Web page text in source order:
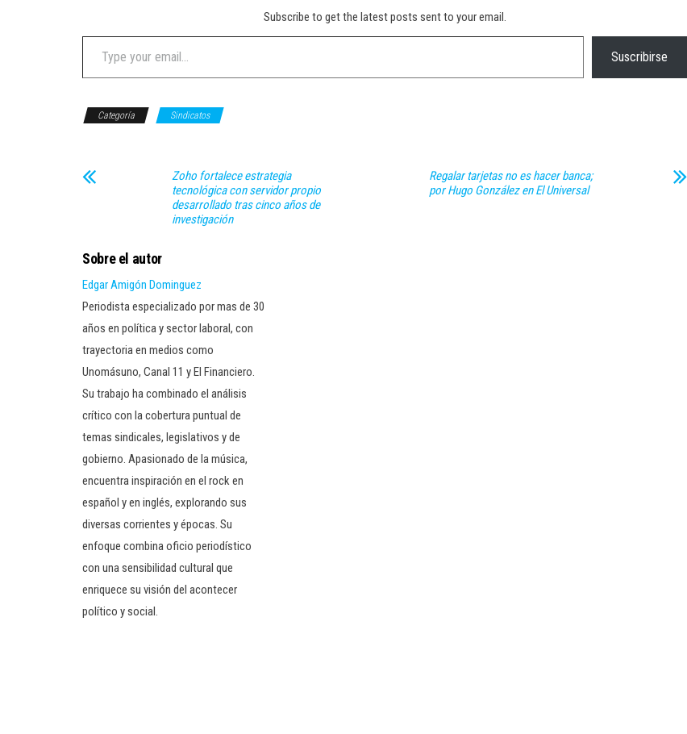
Subscribe to get the latest posts sent to your email.
Type your email…
Suscribirse
Categoría Sindicatos
Zoho fortalece estrategia
tecnológica con servidor propio
desarrollado tras cinco años de
investigación
Regalar tarjetas no es hacer banca;
por Hugo González en El Universal
Sobre el autor
Edgar Amigón Dominguez
Periodista especializado por mas de 30
años en política y sector laboral, con
trayectoria en medios como
Unomásuno, Canal 11 y El Financiero.
Su trabajo ha combinado el análisis
crítico con la cobertura puntual de
temas sindicales, legislativos y de
gobierno. Apasionado de la música,
encuentra inspiración en el rock en
español y en inglés, explorando sus
diversas corrientes y épocas. Su
enfoque combina oficio periodístico
con una sensibilidad cultural que
enriquece su visión del acontecer
político y social.